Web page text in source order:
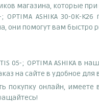
магазина, которые
; OPTIMA ASHIKA 30-
они помогут вам быстро
05-; OPTIMA ASHIKA
на сайте в удобное
покупку онлайн,